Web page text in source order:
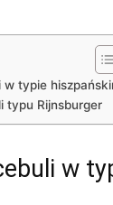
w typie
typu Rijnsburger
w